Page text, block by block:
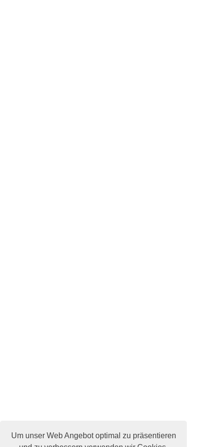
Um unser Web Angebot optimal zu präsentieren